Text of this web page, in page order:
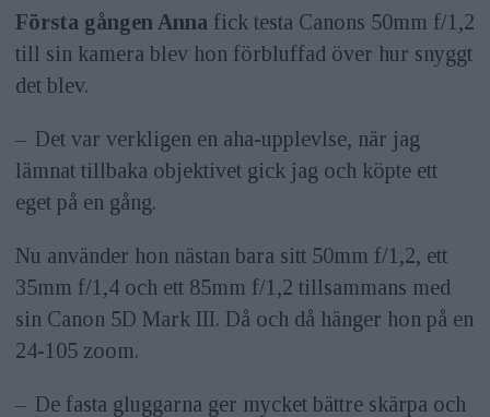
Första gången Anna fick testa Canons 50mm f/1,2
till sin kamera blev hon förbluffad över hur snyggt
det blev.
– Det var verkligen en aha-upplevlse, när jag
lämnat tillbaka objektivet gick jag och köpte ett
eget på en gång.
Nu använder hon nästan bara sitt 50mm f/1,2, ett
35mm f/1,4 och ett 85mm f/1,2 tillsammans med
sin Canon 5D Mark III. Då och då hänger hon på en
24-105 zoom.
– De fasta gluggarna ger mycket bättre skärpa och